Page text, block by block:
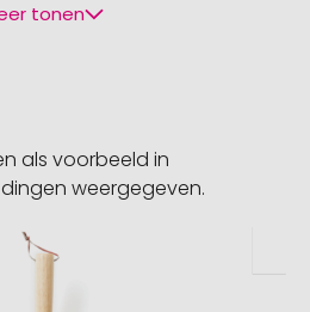
tonen
als voorbeeld in
weergegeven.